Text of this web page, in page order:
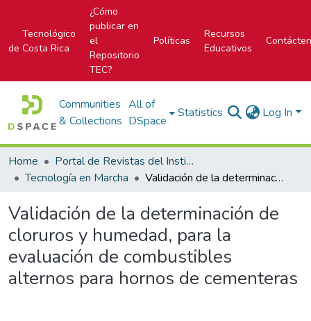
Tecnológico
de Costa Rica
¿Cómo
publicar en
el
Repositorio
TEC?
Políticas
Recursos
Educativos
Communities
& Collections
All of
DSpace
Statistics Log In
Home
Portal de Revistas del Instituto Tecnológico de Costa Rica
Tecnología en Marcha
Validación de la determinación de cloruros y humedad, para la evaluación de combustibles alternos para hornos de cementeras
Validación de la determinación de
cloruros y humedad, para la
evaluación de combustibles
alternos para hornos de cementeras